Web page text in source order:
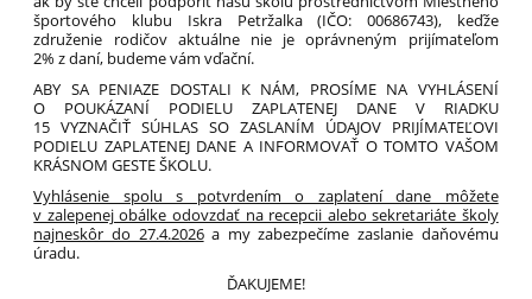
športového klubu Iskra Petržalka (IČO: 00686743), keďže
združenie rodičov aktuálne nie je oprávneným prijímateľom
2% z daní, budeme vám vďační.
ABY SA PENIAZE DOSTALI K NÁM, PROSÍME NA VYHLÁSENÍ
O POUKÁZANÍ PODIELU ZAPLATENEJ DANE V RIADKU
15 VYZNAČIŤ SÚHLAS SO ZASLANÍM ÚDAJOV PRIJÍMATEĽOVI
PODIELU ZAPLATENEJ DANE A INFORMOVAŤ O TOMTO VAŠOM
KRÁSNOM GESTE ŠKOLU.
Vyhlásenie spolu s potvrdením o zaplatení dane môžete
v zalepenej obálke odovzdať na recepcii alebo sekretariáte školy
najneskôr do 27.4.2026a my zabezpečíme zaslanie daňovému
úradu.
ĎAKUJEME!